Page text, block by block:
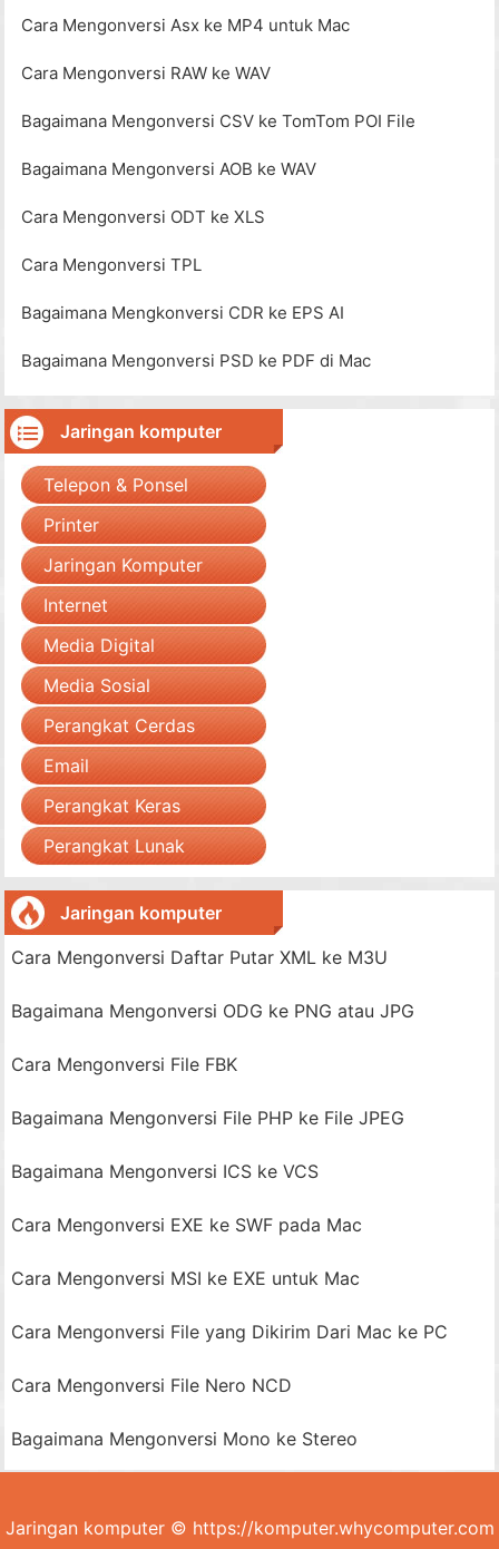
Cara Mengonversi Asx ke MP4 untuk Mac
Cara Mengonversi RAW ke WAV
Bagaimana Mengonversi CSV ke TomTom POI File
Bagaimana Mengonversi AOB ke WAV
Cara Mengonversi ODT ke XLS
Cara Mengonversi TPL
Bagaimana Mengkonversi CDR ke EPS AI
Bagaimana Mengonversi PSD ke PDF di Mac
Jaringan komputer
Telepon & Ponsel
Printer
Jaringan Komputer
Internet
Media Digital
Media Sosial
Perangkat Cerdas
Email
Perangkat Keras
Perangkat Lunak
Jaringan komputer
Cara Mengonversi Daftar Putar XML ke M3U
Bagaimana Mengonversi ODG ke PNG atau JPG
Cara Mengonversi File FBK
Bagaimana Mengonversi File PHP ke File JPEG
Bagaimana Mengonversi ICS ke VCS
Cara Mengonversi EXE ke SWF pada Mac
Cara Mengonversi MSI ke EXE untuk Mac
Cara Mengonversi File yang Dikirim Dari Mac ke PC
Cara Mengonversi File Nero NCD
Bagaimana Mengonversi Mono ke Stereo
Jaringan komputer © https://komputer.whycomputer.com